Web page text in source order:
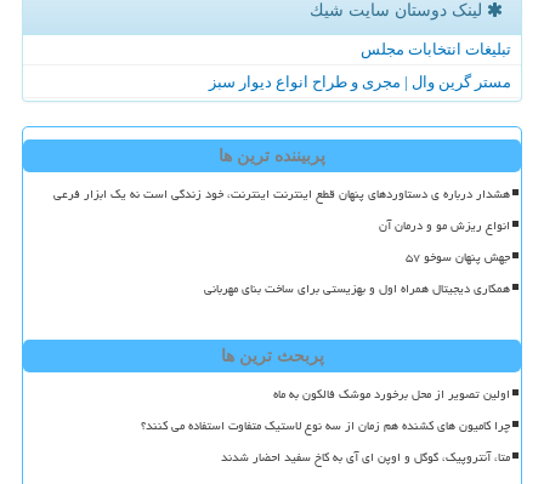
لینک دوستان سایت شیك
تبلیغات انتخابات مجلس
مستر گرین وال | مجری و طراح انواع دیوار سبز
پربیننده ترین ها
هشدار درباره ی دستاوردهای پنهان قطع اینترنت اینترنت، خود زندگی است نه یک ابزار فرعی
انواع ریزش مو و درمان آن
جهش پنهان سوخو ۵۷
همکاری دیجیتال همراه اول و بهزیستی برای ساخت بنای مهربانی
پربحث ترین ها
اولین تصویر از محل برخورد موشک فالکون به ماه
چرا کامیون های کشنده هم زمان از سه نوع لاستیک متفاوت استفاده می کنند؟
متا، آنتروپیک، گوگل و اوپن ای آی به کاخ سفید احضار شدند